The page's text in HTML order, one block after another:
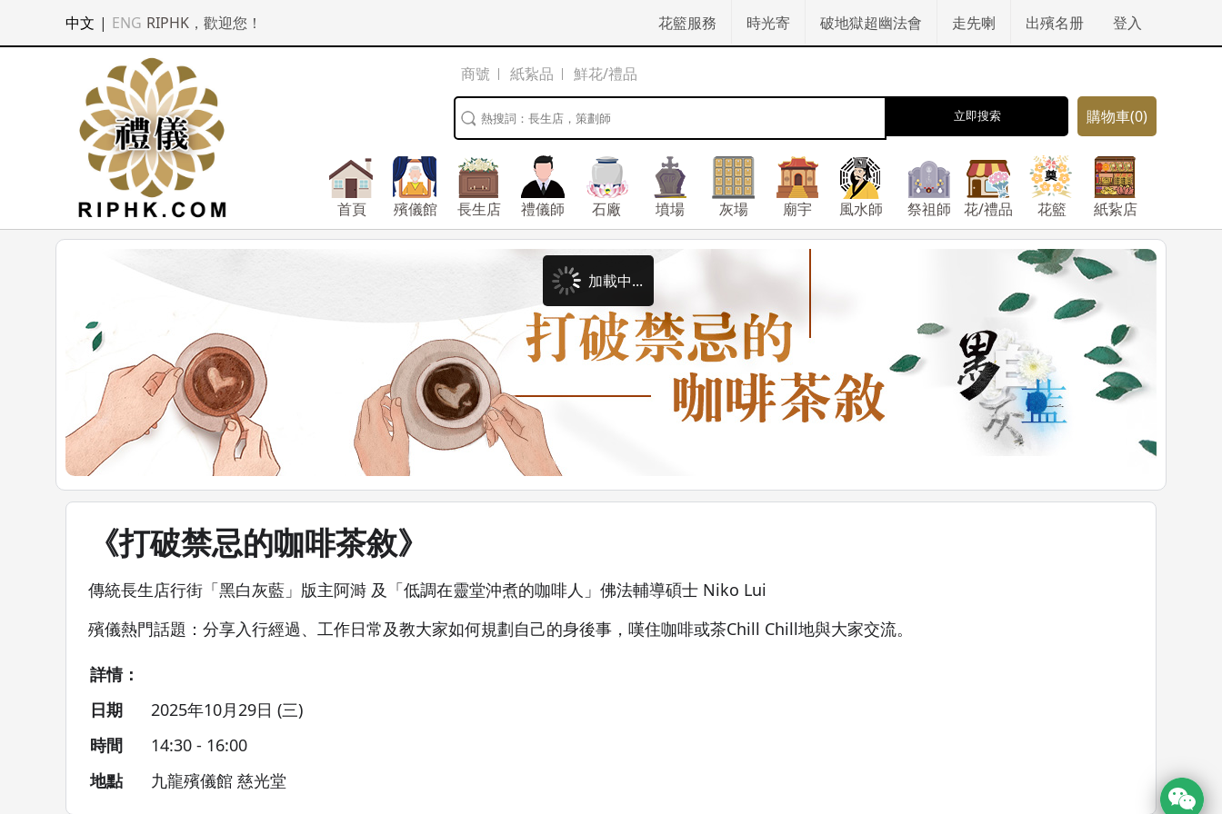
中文 | ENG RIPHK ，歡迎您！ 花籃服務 時光寄 破地獄超幽法會 走先喇 出殯名册 登入
商號 紙紥品 鮮花/禮品
立即搜索 購物車(0)
首頁 殯儀館 長生店 禮儀師 石廠 墳場 灰場 廟宇 風水師 祭祖師 花/禮品 花籃 紙紥店
《打破禁忌的咖啡茶敘》
傳統長生店行街「黑白灰藍」版主阿溡 及「低調在靈堂沖煮的咖啡人」佛法輔導碩士 Niko Lui
殯儀熱門話題：分享入行經過、工作日常及教大家如何規劃自己的身後事，嘆住咖啡或茶Chill Chill地與大家交流。
詳情：
日期
2025年10月29日 (三)
時間
14:30 - 16:00
地點
九龍殯儀館 慈光堂
加載中...